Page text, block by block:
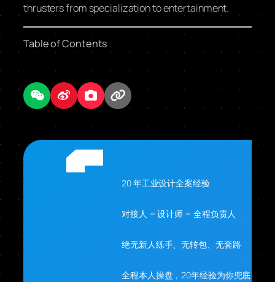
thrusters from specialization to entertainment.
Table of Contents
20 年工业设计全案经验
对接人 = 设计师 = 全程负责人
绝无新人练手、无转包、无套路
全程本人操盘，20年经验为你兜底